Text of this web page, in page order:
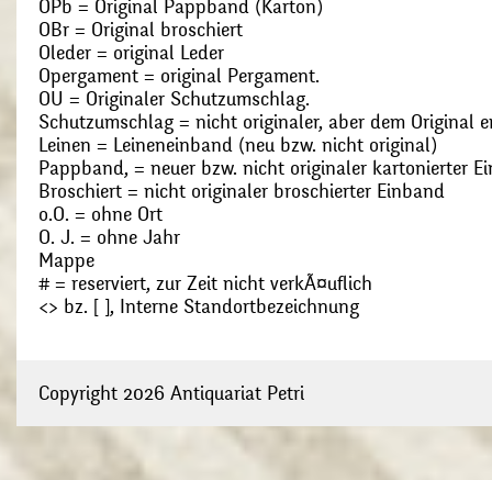
OPb = Original Pappband (Karton)
OBr = Original broschiert
Oleder = original Leder
Opergament = original Pergament.
OU = Originaler Schutzumschlag.
Schutzumschlag = nicht originaler, aber dem Original
Leinen = Leineneinband (neu bzw. nicht original)
Pappband, = neuer bzw. nicht originaler kartonierter
Broschiert = nicht originaler broschierter Einband
o.O. = ohne Ort
O. J. = ohne Jahr
Mappe
# = reserviert, zur Zeit nicht verkÃ¤uflich
<> bz. [ ], Interne Standortbezeichnung
Copyright 2026 Antiquariat Petri